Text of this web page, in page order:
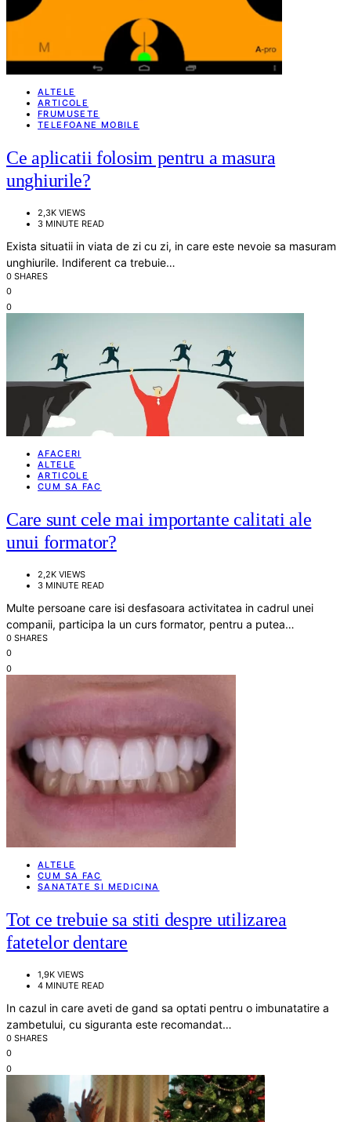
ALTELE
ARTICOLE
FRUMUSETE
TELEFOANE MOBILE
Ce aplicatii folosim pentru a masura
unghiurile?
2,3K VIEWS
3 MINUTE READ
Exista situatii in viata de zi cu zi, in care este nevoie sa masuram
unghiurile. Indiferent ca trebuie…
0 SHARES
0
0
AFACERI
ALTELE
ARTICOLE
CUM SA FAC
Care sunt cele mai importante calitati ale
unui formator?
2,2K VIEWS
3 MINUTE READ
Multe persoane care isi desfasoara activitatea in cadrul unei
companii, participa la un curs formator, pentru a putea…
0 SHARES
0
0
ALTELE
CUM SA FAC
SANATATE SI MEDICINA
Tot ce trebuie sa stiti despre utilizarea
fatetelor dentare
1,9K VIEWS
4 MINUTE READ
In cazul in care aveti de gand sa optati pentru o imbunatatire a
zambetului, cu siguranta este recomandat…
0 SHARES
0
0